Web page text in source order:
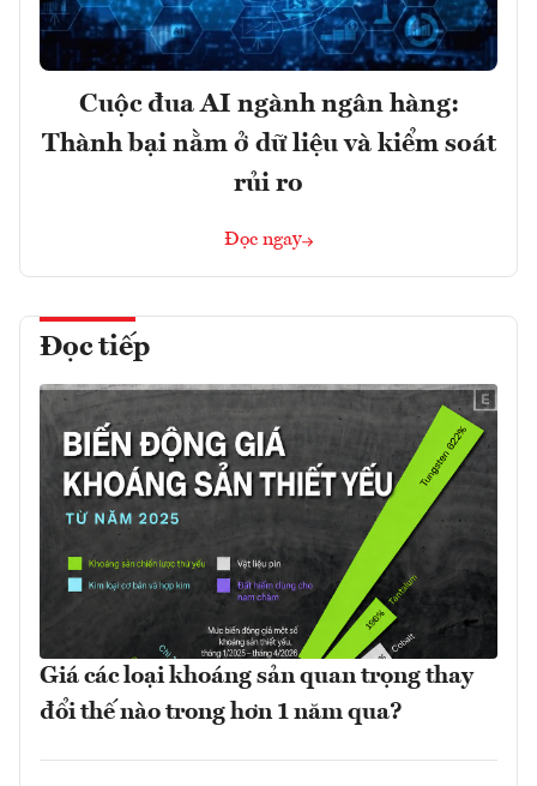
Cuộc đua AI ngành ngân hàng:
Thành bại nằm ở dữ liệu và kiểm soát
rủi ro
Đọc ngay
Đọc tiếp
Giá các loại khoáng sản quan trọng thay
đổi thế nào trong hơn 1 năm qua?